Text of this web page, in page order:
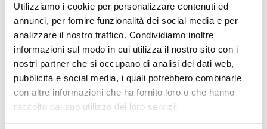
Utilizziamo i cookie per personalizzare contenuti ed
annunci, per fornire funzionalità dei social media e per
analizzare il nostro traffico. Condividiamo inoltre
informazioni sul modo in cui utilizza il nostro sito con i
nostri partner che si occupano di analisi dei dati web,
pubblicità e social media, i quali potrebbero combinarle
con altre informazioni che ha fornito loro o che hanno
raccolto dal suo utilizzo dei loro servizi.
centro diurno, si era impegnato a trovare i fondi necessari
per il completamento della struttura.